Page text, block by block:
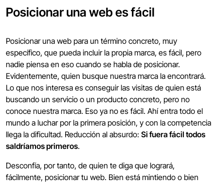
Posicionar una web es fácil
Posicionar una web para un término concreto, muy
específico, que pueda incluir la propia marca, es fácil, pero
nadie piensa en eso cuando se habla de posicionar.
Evidentemente, quien busque nuestra marca la encontrará.
Lo que nos interesa es conseguir las visitas de quien está
buscando un servicio o un producto concreto, pero no
conoce nuestra marca. Eso ya no es fácil. Ahí entra todo el
mundo a luchar por la primera posición, y con la competencia
llega la dificultad. Reducción al absurdo: Si fuera fácil todos
saldríamos primeros.
Desconfía, por tanto, de quien te diga que logrará,
fácilmente, posicionar tu web. Bien está mintiendo o bien